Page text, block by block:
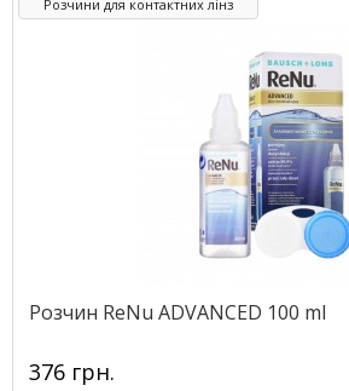
Розчини для контактних лінз
Розчин ReNu ADVANCED 100 ml
376 грн.